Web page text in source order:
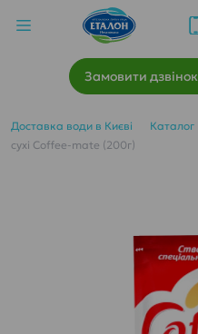
Замовити дзвінок
Доставка води в Києві Каталог
сухі Coffee-mate (200г)